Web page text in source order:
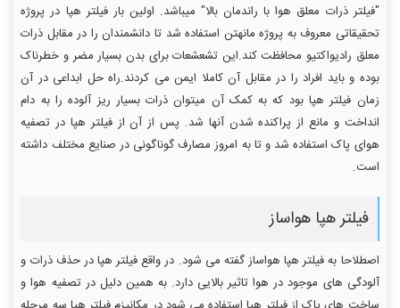
"فیلتر ذرات معلق هوا با راندمان بالا" میباشد. اولین بار فیلتر هپا در پروژه
تحقیقاتی معروف به پروژه مانهتن استفاده شد تا دانشمندان را در مقابل ذرات
معلق رادیواکتیو محافظت کند.این تشعشعات برای بدن بسیار مضر و خطرناک
بوده و باید افراد را در مقابل آن کاملا ایمن می کردند.راه حل ابداعی در آن
زمان فیلتر هپا بود که به کمک آن میتوان ذرات بسیار ریز آلوده را به دام
انداخت و مانع از پراکنده شدن آنها شد. پس از آن از فیلتر هپا در تصفیه
هوای پاک استفاده شد و تا به امروز مصارف گوناگونی در صنایع مختلف داشته
است.
فیلتر هپا هواساز
اصطلاحا به فیلتر هپا هواساز گفته می شود. در واقع فیلتر هپا در حذف ذرات و
آلودگی های موجود در هوا تاثیر بالایی دارد. به همین دلیل در تصفیه هوا و